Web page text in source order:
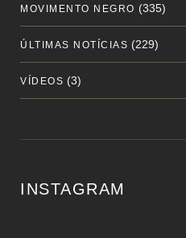
MOVIMENTO NEGRO (335)
ÚLTIMAS NOTÍCIAS (229)
VÍDEOS (3)
INSTAGRAM